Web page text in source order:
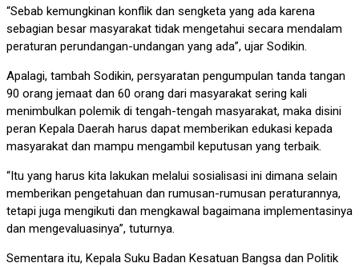
“Sebab kemungkinan konflik dan sengketa yang ada karena
sebagian besar masyarakat tidak mengetahui secara mendalam
peraturan perundangan-undangan yang ada”, ujar Sodikin.
Apalagi, tambah Sodikin, persyaratan pengumpulan tanda tangan
90 orang jemaat dan 60 orang dari masyarakat sering kali
menimbulkan polemik di tengah-tengah masyarakat, maka disini
peran Kepala Daerah harus dapat memberikan edukasi kepada
masyarakat dan mampu mengambil keputusan yang terbaik.
“Itu yang harus kita lakukan melalui sosialisasi ini dimana selain
memberikan pengetahuan dan rumusan-rumusan peraturannya,
tetapi juga mengikuti dan mengkawal bagaimana implementasinya
dan mengevaluasinya”, tuturnya.
Sementara itu, Kepala Suku Badan Kesatuan Bangsa dan Politik